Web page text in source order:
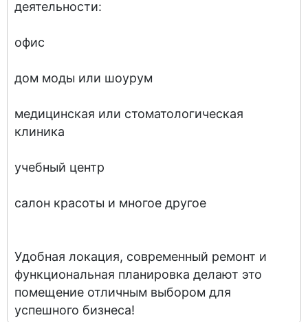
деятельности:
офис
дом моды или шоурум
медицинская или стоматологическая
клиника
учебный центр
салон красоты и многое другое
Удобная локация, современный ремонт и
функциональная планировка делают это
помещение отличным выбором для
успешного бизнеса!